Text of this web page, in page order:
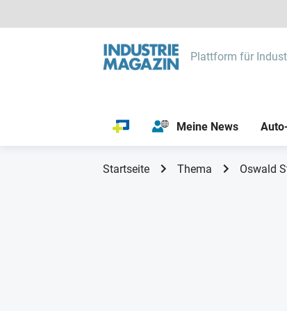
Plattform für
Meine News
Startseite Thema Oswald